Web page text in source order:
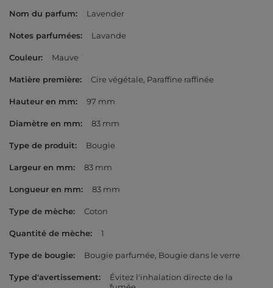
Nom du parfum Lavender
Notes parfumées Lavande
Couleur Mauve
Matière première Cire végétale Paraffine raffinée
Hauteur en mm 97 mm
Diamètre en mm 83 mm
Type de produit Bougie
Largeur en mm 83 mm
Longueur en mm 83 mm
Type de mèche Coton
Quantité de mèche 1
Type de bougie Bougie parfumée Bougie dans le verre
Type d'avertissement
Évitez l'inhalation directe de la